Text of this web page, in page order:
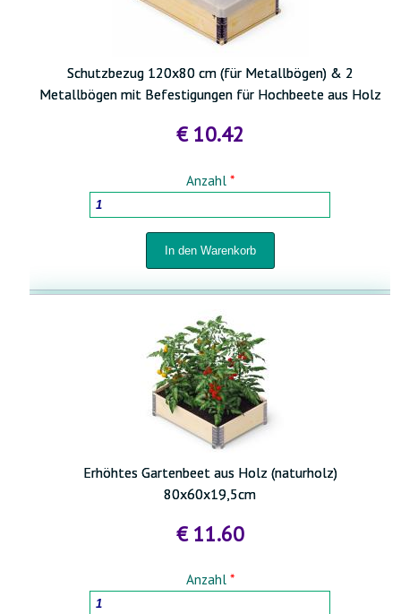
HAUSHALTSWAREN
TÖPFE FÜR PFLANZEN UND UMPFLANZEN
SPRÜHGERÄTE UND BEWÄSSERUNGSSYSTEME
STABMATTENZÄUNE 3D- 2D
BABYARTIKEL UND BABYAUSSTATTUNG
Schutzbezug 120x80 cm (für Metallbögen) & 2
Metallbögen mit Befestigungen für Hochbeete aus Holz
€ 10.42
Anzahl *
Erhöhtes Gartenbeet aus Holz (naturholz)
80x60x19,5cm
€ 11.60
Anzahl *